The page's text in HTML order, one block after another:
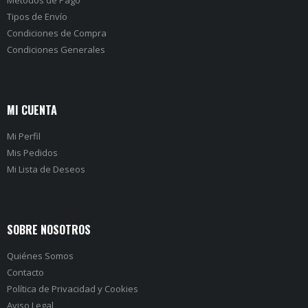
Tipos de Envío
Condiciones de Compra
Condiciones Generales
MI CUENTA
Mi Perfil
Mis Pedidos
Mi Lista de Deseos
SOBRE NOSOTROS
Quiénes Somos
Contacto
Política de Privacidad y Cookies
Aviso Legal